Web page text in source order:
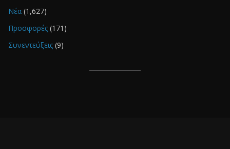
Νέα (1,627)
Προσφορές (171)
Συνεντεύξεις (9)